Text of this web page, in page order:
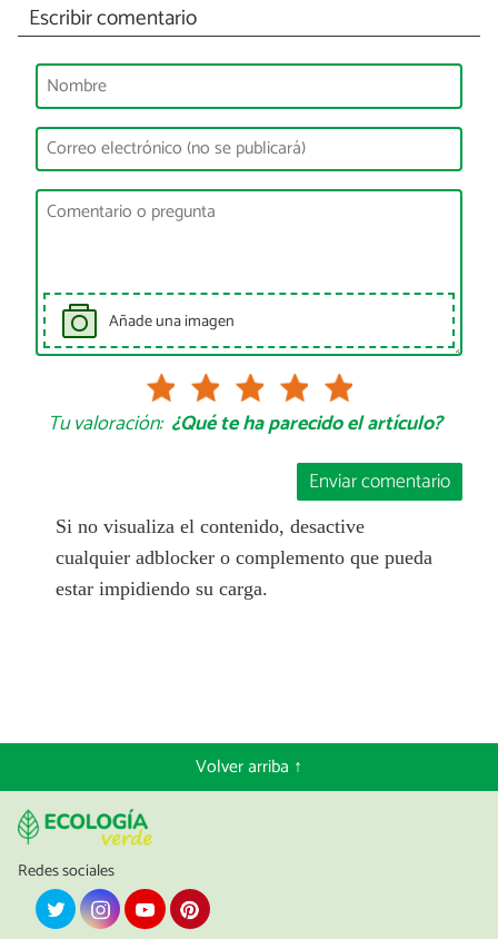
Escribir comentario
Añade una imagen
Tu valoración: ¿Qué te ha parecido el artículo?
Enviar comentario
Si no visualiza el contenido, desactive
cualquier adblocker o complemento que pueda
estar impidiendo su carga.
Volver arriba ↑
Redes sociales